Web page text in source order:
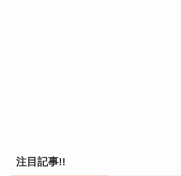
注目記事!!